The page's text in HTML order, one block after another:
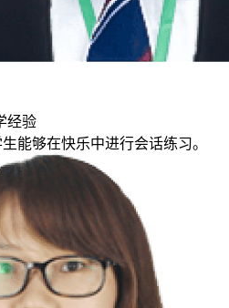
经验
能够在快乐中进行会话练习。